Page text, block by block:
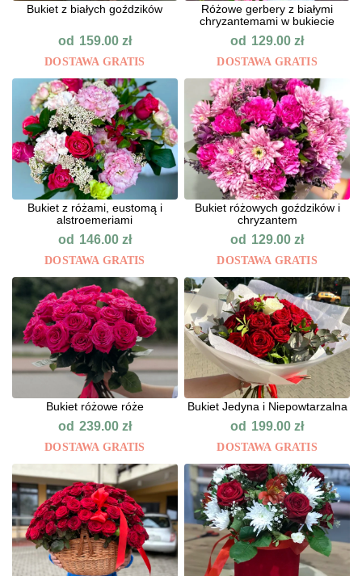
Bukiet z białych goździków
od 159.00 zł
DOSTAWA GRATIS
Różowe gerbery z białymi
chryzantemami w bukiecie
od 129.00zł
DOSTAWA GRATIS
Bukiet z różami, eustomą i
alstroemeriami
od 146.00 zł
DOSTAWA GRATIS
Bukiet różowych goździków i
chryzantem
od 129.00zł
DOSTAWA GRATIS
Bukiet różowe róże
od 239.00 zł
DOSTAWA GRATIS
Bukiet Jedyna i Niepowtarzalna
od 199.00zł
DOSTAWA GRATIS